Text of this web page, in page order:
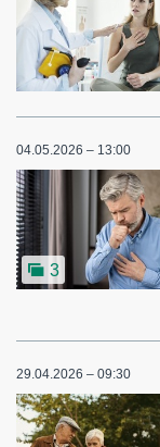
04.05.2026 – 13:00
3
29.04.2026 – 09:30